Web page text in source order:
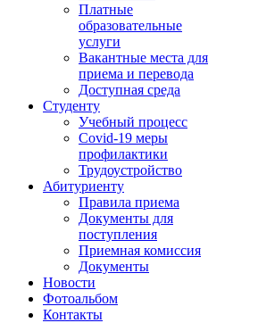
Платные
образовательные
услуги
Вакантные места для
приема и перевода
Доступная среда
Студенту
Учебный процесс
Covid-19 меры
профилактики
Трудоустройство
Абитуриенту
Правила приема
Документы для
поступления
Приемная комиссия
Документы
Новости
Фотоальбом
Контакты